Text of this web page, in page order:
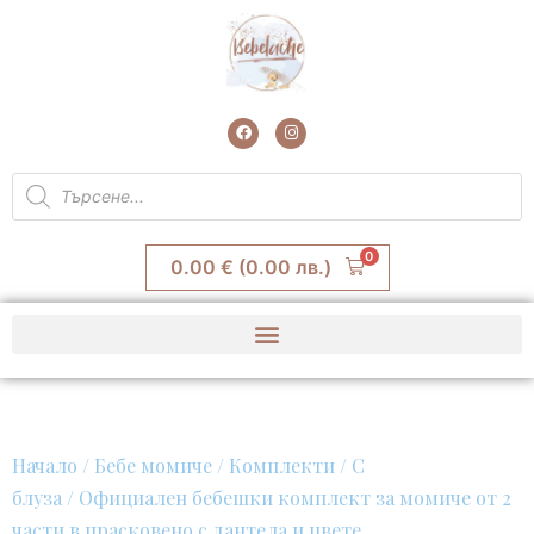
F
a
c
e
o
I
n
s
t
r
m
Products
search
0.00 € (0.00 лв.) 0
Начало / Бебе момиче / Комплекти / С
блуза / Официален бебешки комплект за момиче от 2